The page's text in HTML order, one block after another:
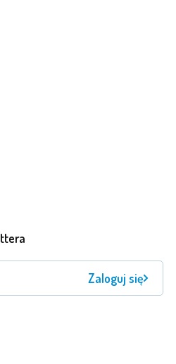
Zaloguj się